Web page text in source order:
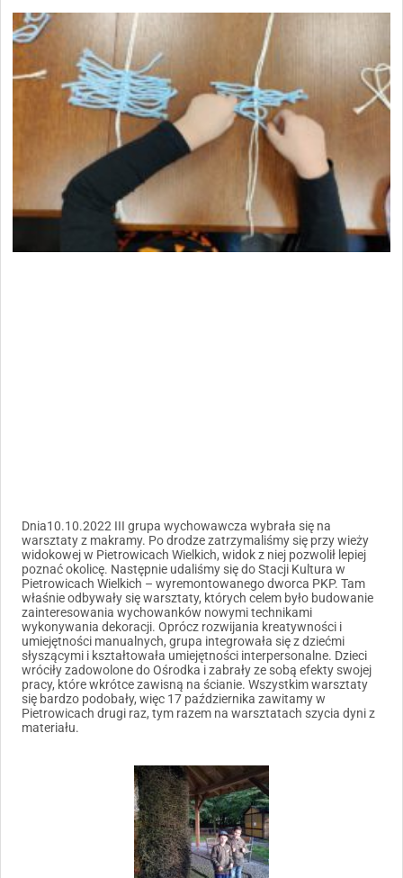
Dnia10.10.2022 III grupa wychowawcza wybrała się na
warsztaty z makramy. Po drodze zatrzymaliśmy się przy wieży
widokowej w Pietrowicach Wielkich, widok z niej pozwolił lepiej
poznać okolicę. Następnie udaliśmy się do Stacji Kultura w
Pietrowicach Wielkich – wyremontowanego dworca PKP. Tam
właśnie odbywały się warsztaty, których celem było budowanie
zainteresowania wychowanków nowymi technikami
wykonywania dekoracji. Oprócz rozwijania kreatywności i
umiejętności manualnych, grupa integrowała się z dziećmi
słyszącymi i kształtowała umiejętności interpersonalne. Dzieci
wróciły zadowolone do Ośrodka i zabrały ze sobą efekty swojej
pracy, które wkrótce zawisną na ścianie. Wszystkim warsztaty
się bardzo podobały, więc 17 października zawitamy w
Pietrowicach drugi raz, tym razem na warsztatach szycia dyni z
materiału.